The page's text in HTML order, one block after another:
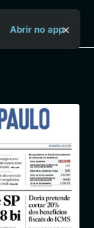
Abrir no app×